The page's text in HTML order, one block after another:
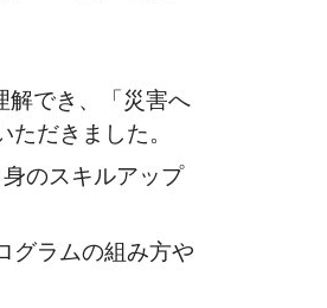
解でき、「災害へ
だきました。
のスキルアップ
グラムの組み方や